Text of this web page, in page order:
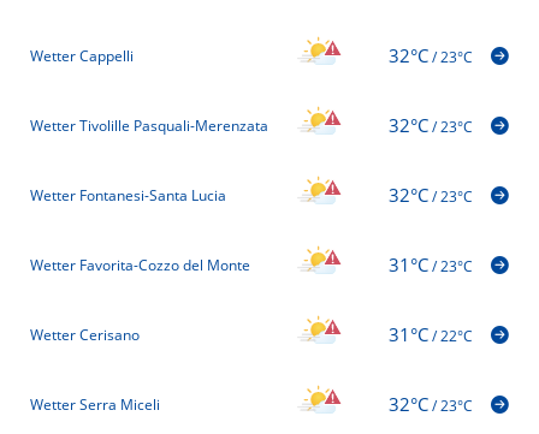
Wetter Cappelli 32°C/23°C
Wetter Tivolille Pasquali-Merenzata 32°C/23°C
Wetter Fontanesi-Santa Lucia 32°C/23°C
Wetter Favorita-Cozzo del Monte 31°C/23°C
Wetter Cerisano 31°C/22°C
Wetter Serra Miceli 32°C/23°C